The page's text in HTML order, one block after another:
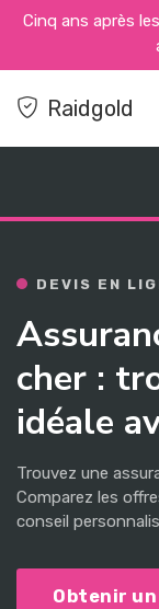
Cinq ans après
Raidgold
DEVIS EN
cher :
idéale
Trouvez une
Comparez les
conseil
Obtenir